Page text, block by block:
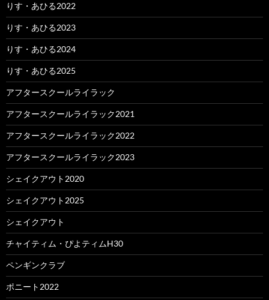
りす・あひる2022
りす・あひる2023
りす・あひる2024
りす・あひる2025
アフタースクールライラック
アフタースクールライラック2021
アフタースクールライラック2022
アフタースクールライラック2023
シェイクアウト2020
シェイクアウト2025
シェイクアウト
チャイティム・ぴよティムH30
ペンギンクラブ
ポニート2022